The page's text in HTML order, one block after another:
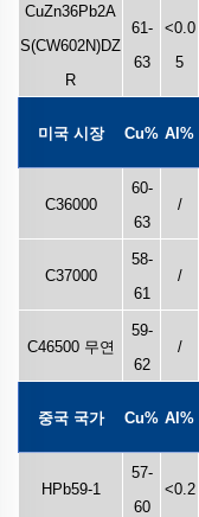
CuZn36Pb2A
S(CW602N)DZ
R
61-
63
<0.0
5
미국 시장 Cu% Al%
C36000
60-
63
/
C37000
58-
61
/
C46500 무연
59-
62
/
중국 국가 Cu% Al%
HPb59-1
57-
60
<0.2